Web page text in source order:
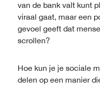
van de bank valt kunt
viraal gaat, maar een
gevoel geeft dat
scrollen?
Hoe kun je je sociale
delen op een manier